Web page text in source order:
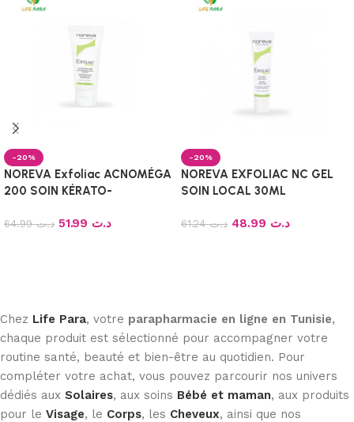
-20%
NOREVA Exfoliac ACNOMÉGA
200 SOIN KÉRATO-
30MLد.ت64.99 د.ت
-20%
NOREVA EXFOLIAC NC GEL
SOIN LOCAL 30ML
د.ت61.24 د.ت
Chez Life Para, votre parapharmacie en ligne en Tunisie,
chaque produit est sélectionné pour accompagner votre
routine santé, beauté et bien-être au quotidien. Pour
compléter votre achat, vous pouvez parcourir nos univers
dédiés aux Solaires, aux soins Bébé et maman, aux produits
pour le Visage, le Corps, les Cheveux, ainsi que nos